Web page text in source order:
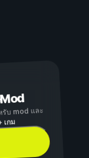
รับ mod และ
เกม